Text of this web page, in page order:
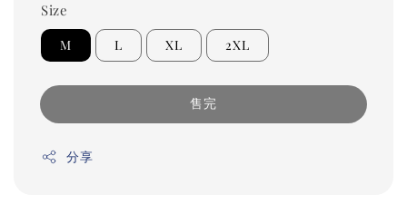
Size
M L XL 2XL
售完
分享